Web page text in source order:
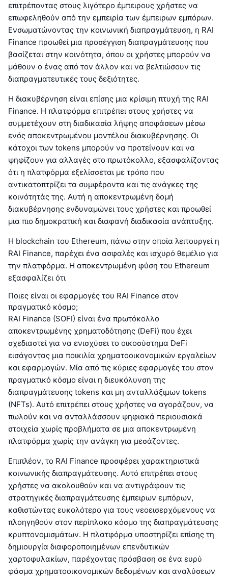
επιτρέποντας στους λιγότερο έμπειρους χρήστες να
επωφεληθούν από την εμπειρία των έμπειρων εμπόρων.
Ενσωματώνοντας την κοινωνική διαπραγμάτευση, η RAI
Finance προωθεί μια προσέγγιση διαπραγμάτευσης που
βασίζεται στην κοινότητα, όπου οι χρήστες μπορούν να
μάθουν ο ένας από τον άλλον και να βελτιώσουν τις
διαπραγματευτικές τους δεξιότητες.
Η διακυβέρνηση είναι επίσης μια κρίσιμη πτυχή της RAI
Finance. Η πλατφόρμα επιτρέπει στους χρήστες να
συμμετέχουν στη διαδικασία λήψης αποφάσεων μέσω
ενός αποκεντρωμένου μοντέλου διακυβέρνησης. Οι
κάτοχοι των tokens μπορούν να προτείνουν και να
ψηφίζουν για αλλαγές στο πρωτόκολλο, εξασφαλίζοντας
ότι η πλατφόρμα εξελίσσεται με τρόπο που
αντικατοπτρίζει τα συμφέροντα και τις ανάγκες της
κοινότητάς της. Αυτή η αποκεντρωμένη δομή
διακυβέρνησης ενδυναμώνει τους χρήστες και προωθεί
μια πιο δημοκρατική και διαφανή διαδικασία ανάπτυξης.
Η blockchain του Ethereum, πάνω στην οποία λειτουργεί η
RAI Finance, παρέχει ένα ασφαλές και ισχυρό θεμέλιο για
την πλατφόρμα. Η αποκεντρωμένη φύση του Ethereum
εξασφαλίζει ότι
Ποιες είναι οι εφαρμογές του RAI Finance στον
πραγματικό κόσμο;
RAI Finance (SOFI) είναι ένα πρωτόκολλο
αποκεντρωμένης χρηματοδότησης (DeFi) που έχει
σχεδιαστεί για να ενισχύσει το οικοσύστημα DeFi
εισάγοντας μια ποικιλία χρηματοοικονομικών εργαλείων
και εφαρμογών. Μία από τις κύριες εφαρμογές του στον
πραγματικό κόσμο είναι η διευκόλυνση της
διαπραγμάτευσης tokens και μη ανταλλάξιμων tokens
(NFTs). Αυτό επιτρέπει στους χρήστες να αγοράζουν, να
πωλούν και να ανταλλάσσουν ψηφιακά περιουσιακά
στοιχεία χωρίς προβλήματα σε μια αποκεντρωμένη
πλατφόρμα χωρίς την ανάγκη για μεσάζοντες.
Επιπλέον, το RAI Finance προσφέρει χαρακτηριστικά
κοινωνικής διαπραγμάτευσης. Αυτό επιτρέπει στους
χρήστες να ακολουθούν και να αντιγράφουν τις
στρατηγικές διαπραγμάτευσης έμπειρων εμπόρων,
καθιστώντας ευκολότερο για τους νεοεισερχόμενους να
πλοηγηθούν στον περίπλοκο κόσμο της διαπραγμάτευσης
κρυπτονομισμάτων. Η πλατφόρμα υποστηρίζει επίσης τη
δημιουργία διαφοροποιημένων επενδυτικών
χαρτοφυλακίων, παρέχοντας πρόσβαση σε ένα ευρύ
φάσμα χρηματοοικονομικών δεδομένων και αναλύσεων